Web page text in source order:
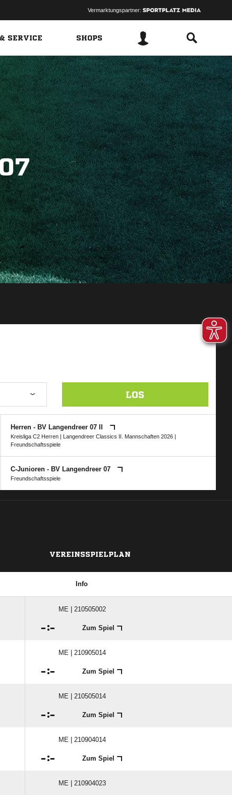
Vermarktungspartner:
SERVICE SHOPS
LOS
Herren - BV Langendreer 07 II
Kreisliga C2 Herren | Langendreer Classics II. Mannschaften 2026 |
Freundschaftsspiele
C-Junioren - BV Langendreer 07
Freundschaftsspiele
VEREINSSPIELPLAN
Info
ME | 210505002
: Zum Spiel
ME | 210905014
: Zum Spiel
ME | 210505014
: Zum Spiel
ME | 210904014
: Zum Spiel
ME | 210904023